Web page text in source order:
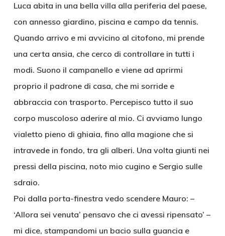
Luca abita in una bella villa alla periferia del paese,
con annesso giardino, piscina e campo da tennis.
Quando arrivo e mi avvicino al citofono, mi prende
una certa ansia, che cerco di controllare in tutti i
modi. Suono il campanello e viene ad aprirmi
proprio il padrone di casa, che mi sorride e
abbraccia con trasporto. Percepisco tutto il suo
corpo muscoloso aderire al mio. Ci avviamo lungo
vialetto pieno di ghiaia, fino alla magione che si
intravede in fondo, tra gli alberi. Una volta giunti nei
pressi della piscina, noto mio cugino e Sergio sulle
sdraio.
Poi dalla porta-finestra vedo scendere Mauro: –
‘Allora sei venuta’ pensavo che ci avessi ripensato’ –
mi dice, stampandomi un bacio sulla guancia e